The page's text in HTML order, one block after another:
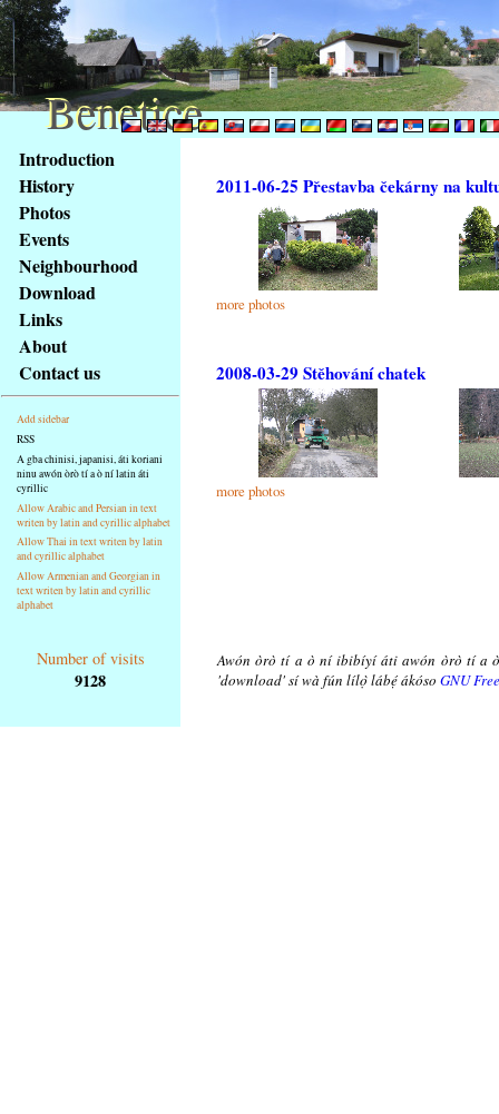
obsah
stránky
Klávesové
zkratky
tomto
webu
základní
Hlavní
strana
Introduction
History
Photos
Events
Neighbourhood
Download
Links
About
Contact us
Add sidebar
RSS
A gba chinisi, japanisi, áti koriani
ninu awón òrò tí a ò ní latin áti
cyrillic
Allow Arabic and Persian in text
writen by latin and cyrillic alphabet
Allow Thai in text writen by latin
and cyrillic alphabet
Allow Armenian and Georgian in
text writen by latin and cyrillic
alphabet
2011-06-25 Přestavba čekárny na
more photos
2008-03-29 Stěhování chatek
more photos
Number of visits
9128
Awón òrò tí a ò ní ibibíyí áti awón òrò tí a
'download' sí wà fún lílọ̀ lábẹ́ ákóso GNU
Benetice
Benetice